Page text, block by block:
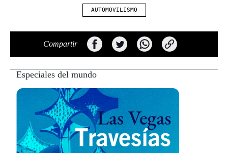
AUTOMOVILISMO
Compartir
Especiales del mundo